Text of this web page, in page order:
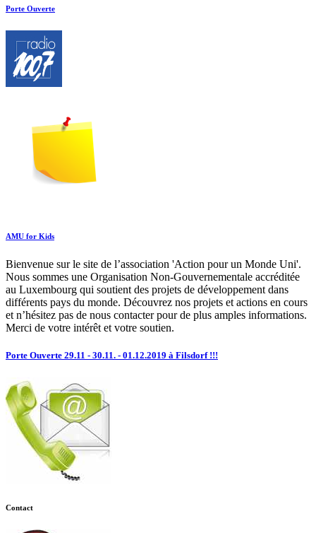
Porte Ouverte
AMU for Kids
Bienvenue sur le site de l’association 'Action pour un Monde Uni'.
Nous sommes une Organisation Non-Gouvernementale accréditée
au Luxembourg qui soutient des projets de développement dans
différents pays du monde. Découvrez nos projets et actions en cours
et n’hésitez pas de nous contacter pour de plus amples informations.
Merci de votre intérêt et votre soutien.
Porte Ouverte 29.11 - 30.11. - 01.12.2019 à Filsdorf !!!
Contact